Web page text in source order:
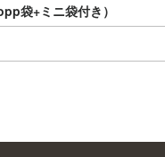
袋+ミニ袋付き）